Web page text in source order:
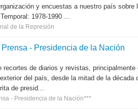
y encuestas a nuestro país sobre
1978-1990 ...
de la Represión
- Presidencia de la Nación
recortes de diarios y revistas,
del país, desde la mitad de la década
de presid...
- Presidencia de la Nación***